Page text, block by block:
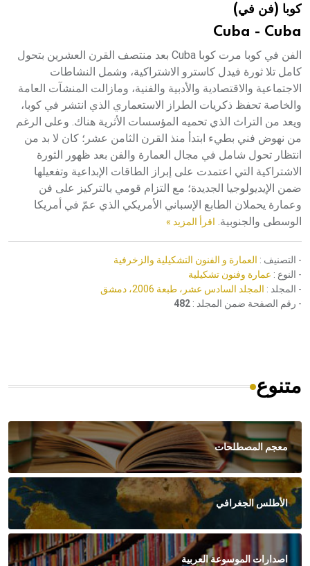
هيئة الموسوعة العربية تطلق موسوعات جديدة في عام 2026كوبا (فن في)
Cuba - Cuba
الفن في كوبا مرت كوبا Cuba بعد منتصف القرن العشرين بتحول
كامل تلا ثورة فيدل كاسترو الاشتراكية، وشمل النشاطات
الاجتماعية والاقتصادية والأدبية والفنية، ومازالت المنشآت العامة
والخاصة تحفظ ذكريات الطراز الاستعماري الذي انتشر في كوبا،
ويعد من التراث الذي تحميه المؤسسات الأثرية هناك. وعلى الرغم
من نهوض فني بطيء ابتدأ منذ القرن الثامن عشر؛ كان لا بد من
انتظار تحول شامل في مجال العمارة والفن بعد ظهور الثورة
الاشتراكية التي اعتمدت على إبراز الطاقات الإبداعية وتفعيلها
ضمن الإيديولوجيا الجديدة؛ مع التزام قومي بالتركيز على فن
وعمارة يحملان الطابع الإسباني الأمريكي الذي عمّ في أمريكا
الوسطى والجنوبية. اقرأ المزيد »
- التصنيف : العمارة و الفنون التشكيلية والزخرفية
- النوع : عمارة وفنون تشكيلية
- المجلد : المجلد السادس عشر، طبعة 2006، دمشق
- رقم الصفحة ضمن المجلد : 482
متنوع
معجم المصطلحات
الأطلس الجغرافي
اصدارات الموسوعة العربية